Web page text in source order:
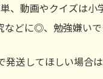
、動画やクイズは小
などに◎、勉強嫌い
送してほしい場合は